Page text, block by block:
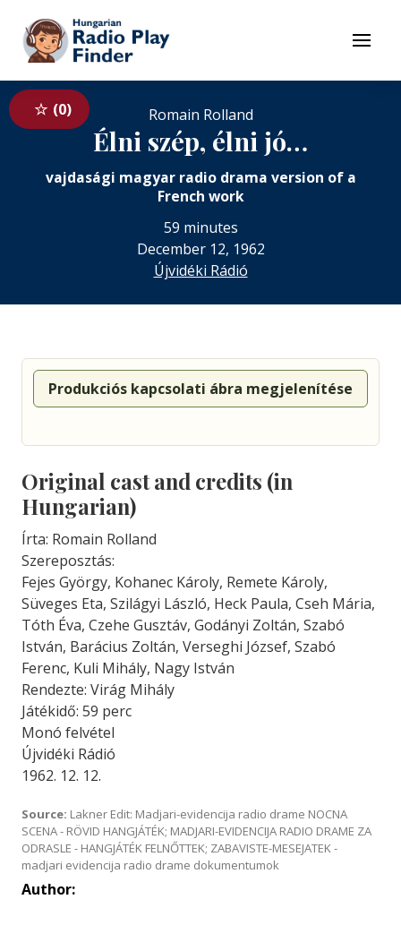
To contents
Menu
0 Romain Rolland
Élni szép, élni jó…
vajdasági magyar radio drama version of a
French work
59 minutes
December 12, 1962
Újvidéki Rádió
Produkciós kapcsolati ábra megjelenítése
Original cast and credits (in
Hungarian)
Írta: Romain Rolland
Szereposztás:
Fejes György, Kohanec Károly, Remete Károly,
Süveges Eta, Szilágyi László, Heck Paula, Cseh Mária,
Tóth Éva, Czehe Gusztáv, Godányi Zoltán, Szabó
István, Barácius Zoltán, Verseghi József, Szabó
Ferenc, Kuli Mihály, Nagy István
Rendezte: Virág Mihály
Játékidő: 59 perc
Monó felvétel
Újvidéki Rádió
1962. 12. 12.
Source: Lakner Edit: Madjari-evidencija radio drame NOCNA
SCENA - RÖVID HANGJÁTÉK; MADJARI-EVIDENCIJA RADIO DRAME ZA
ODRASLE - HANGJÁTÉK FELNŐTTEK; ZABAVISTE-MESEJATEK -
madjari evidencija radio drame dokumentumok
Author: